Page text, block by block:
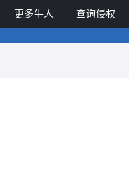
更多牛人 查询侵权